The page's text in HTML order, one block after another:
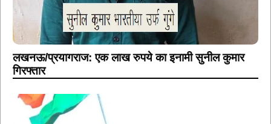
लखनऊ/प्रयागराज: एक लाख रुपये का इनामी सुनील कुमार
गिरफ्तार